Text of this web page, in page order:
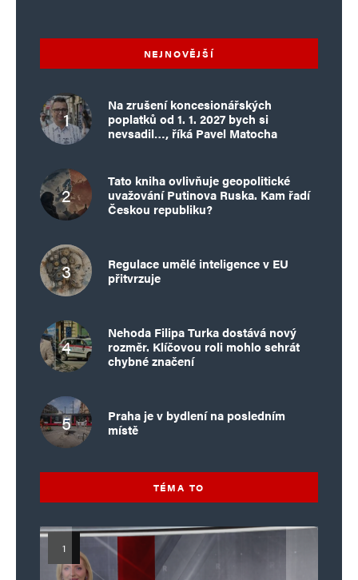
NEJNOVĚJŠÍ
Na zrušení koncesionářských
poplatků od 1. 1. 2027 bych si
nevsadil…, říká Pavel Matocha
Tato kniha ovlivňuje geopolitické
uvažování Putinova Ruska. Kam řadí
Českou republiku?
Regulace umělé inteligence v EU
přitvrzuje
Nehoda Filipa Turka dostává nový
rozměr. Klíčovou roli mohlo sehrát
chybné značení
Praha je v bydlení na posledním
místě
TÉMA TO